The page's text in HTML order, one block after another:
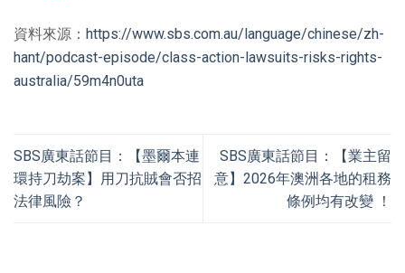
資料來源： https://www.sbs.com.au/language/chinese/zh-
hant/podcast-episode/class-action-lawsuits-risks-rights-
australia/59m4n0uta
SBS廣東話節目：【墨爾本連
環持刀劫案】用刀抗賊會否招
法律風險？
SBS廣東話節目：【業主留
意】2026年澳洲各地的租務
條例均有改變 ！